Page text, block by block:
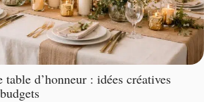
table d’honneur : idées créatives